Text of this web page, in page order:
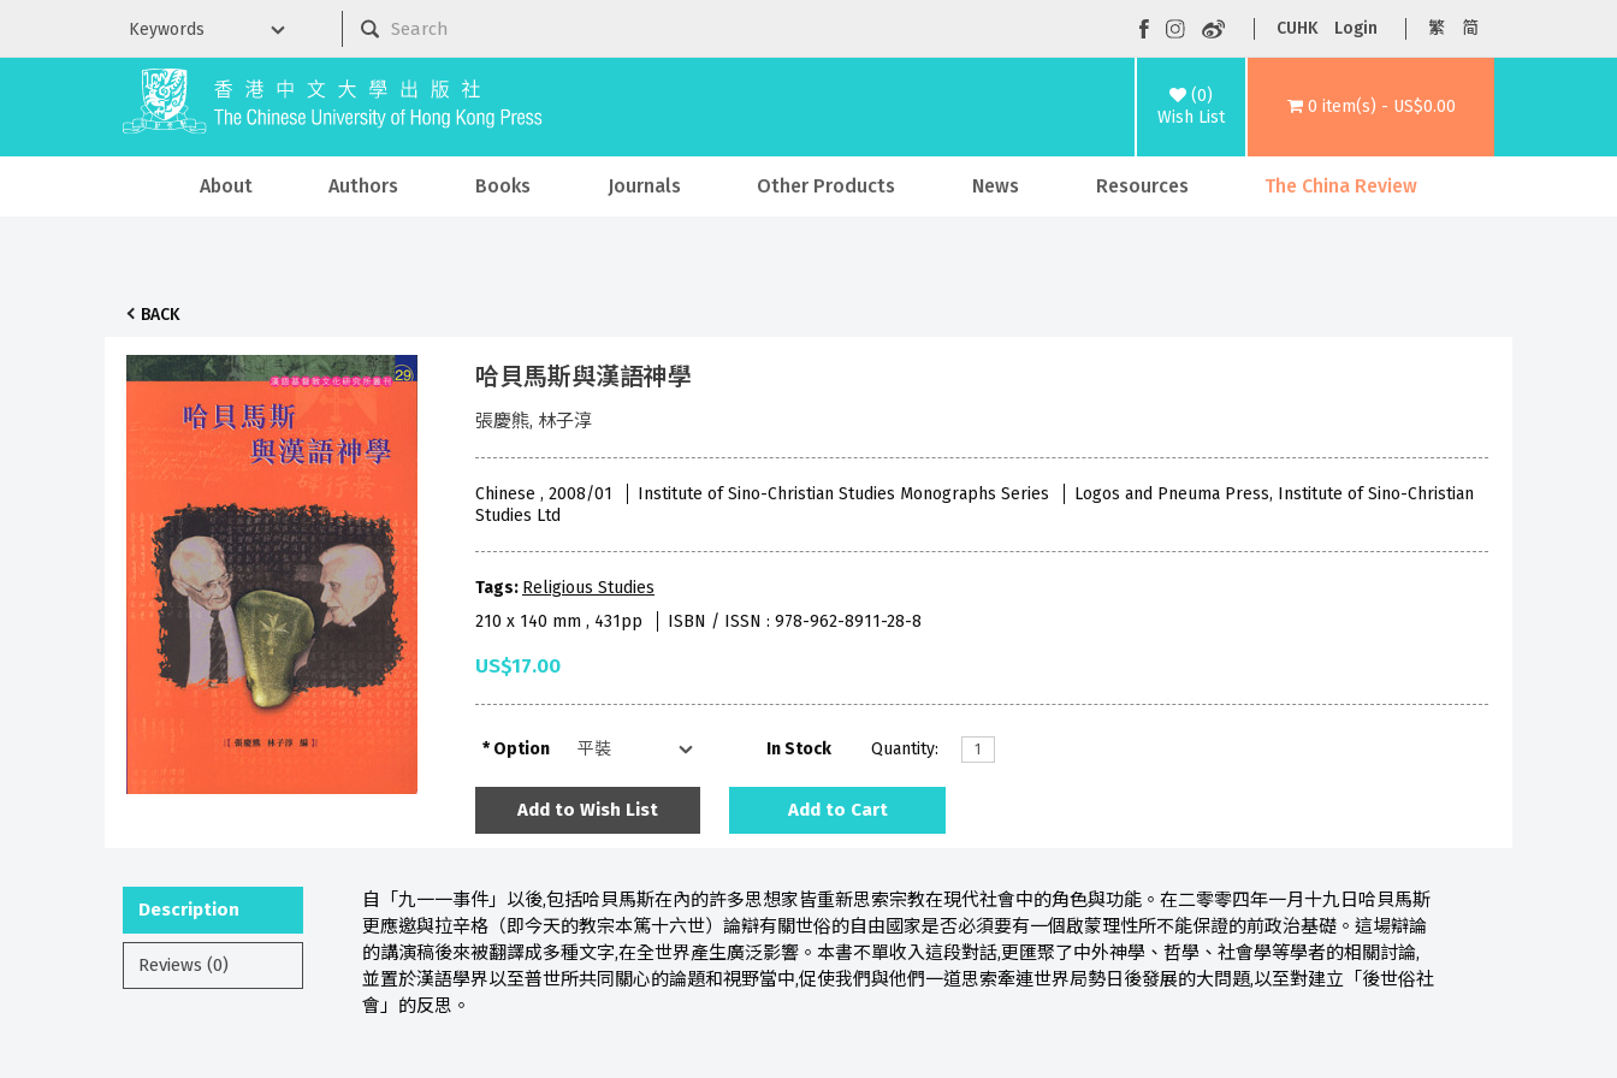
CUHK Login 繁 简
(0)
Wish List
0 item(s) - US$0.00
About Authors Books Journals Other Products News Resources The China Review
BACK
哈貝馬斯與漢語神學
張慶熊, 林子淳
Chinese , 2008/01 Institute of Sino-Christian Studies Monographs Series
Logos and Pneuma Press, Institute of Sino-Christian
Studies Ltd
Tags: Religious Studies
210 x 140 mm , 431pp
ISBN / ISSN : 978-962-8911-28-8
US$17.00
Option In Stock Quantity:
Add to Wish List Add to Cart
Description
Reviews (0)
自「九一一事件」以後,包括哈貝馬斯在內的許多思想家皆重新思索宗教在現代社會中的角色與功能。在二零零四年一月十九日哈貝馬斯
更應邀與拉辛格（即今天的教宗本篤十六世）論辯有關世俗的自由國家是否必須要有一個啟蒙理性所不能保證的前政治基礎。這場辯論
的講演稿後來被翻譯成多種文字,在全世界產生廣泛影響。本書不單收入這段對話,更匯聚了中外神學、哲學、社會學等學者的相關討論,
並置於漢語學界以至普世所共同關心的論題和視野當中,促使我們與他們一道思索牽連世界局勢日後發展的大問題,以至對建立「後世俗社
會」的反思。